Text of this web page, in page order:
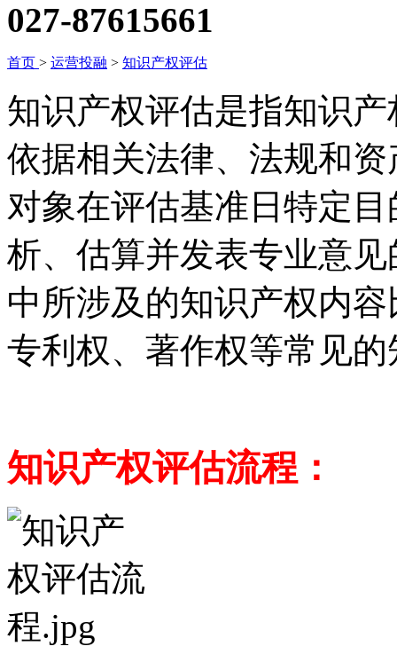
027-87615661
首页 > 运营投融 > 知识产权评估
知识产权评估是指知识
依据相关法律、法规和
对象在评估基准日特定
析、估算并发表专业意
中所涉及的知识产权内
专利权、著作权等常见
知识产权评估流程：